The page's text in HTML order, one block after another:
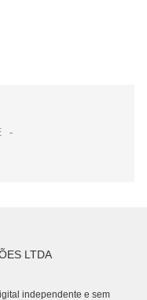
LTDA
independente e sem